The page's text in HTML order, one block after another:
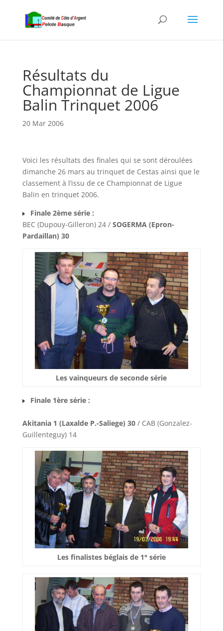
Résultats du
Championnat de Ligue
Balin Trinquet 2006
20 Mar 2006
Voici les résultats des finales qui se sont déroulées
dimanche 26 mars au trinquet de Cestas ainsi que le
classement à l’issu de ce Championnat de Ligue
Balin en trinquet 2006.
Finale 2ème série :
BEC (Dupouy-Gilleron) 24 / SOGERMA (Epron-
Pardaillan) 30
Les vainqueurs de seconde série
Finale 1ère série :
Akitania 1 (Laxalde P.-Saliege) 30/ CAB (Gonzalez-
Guillenteguy) 14
Les finalistes béglais de 1° série